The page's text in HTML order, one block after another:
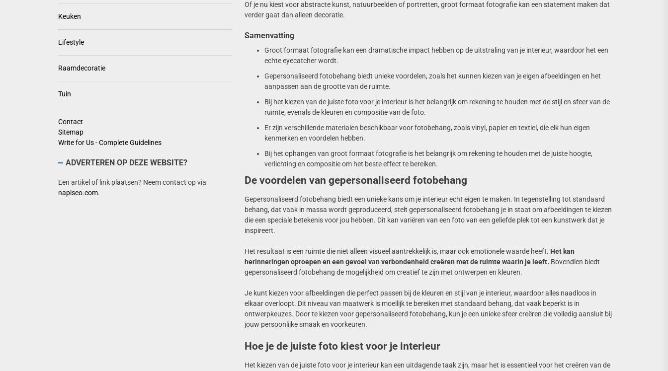
Of je nu kiest voor abstracte kunst, natuurbeelden of portretten, groot formaat fotografie kan een statement maken dat
verder gaat dan alleen decoratie.
Samenvatting
Groot formaat fotografie kan een dramatische impact hebben op de uitstraling van je interieur, waardoor het een
echte eyecatcher wordt.
Gepersonaliseerd fotobehang biedt unieke voordelen, zoals het kunnen kiezen van je eigen afbeeldingen en het
aanpassen aan de grootte van de ruimte.
Bij het kiezen van de juiste foto voor je interieur is het belangrijk om rekening te houden met de stijl en sfeer van de
ruimte, evenals de kleuren en compositie van de foto.
Er zijn verschillende materialen beschikbaar voor fotobehang, zoals vinyl, papier en textiel, die elk hun eigen
kenmerken en voordelen hebben.
Bij het ophangen van groot formaat fotografie is het belangrijk om rekening te houden met de juiste hoogte,
verlichting en compositie om het beste effect te bereiken.
De voordelen van gepersonaliseerd fotobehang
Gepersonaliseerd fotobehang biedt een unieke kans om je interieur echt eigen te maken. In tegenstelling tot standaard
behang, dat vaak in massa wordt geproduceerd, stelt gepersonaliseerd fotobehang je in staat om afbeeldingen te kiezen
die een speciale betekenis voor jou hebben. Dit kan variëren van een foto van een geliefde plek tot een kunstwerk dat je
inspireert.
Het resultaat is een ruimte die niet alleen visueel aantrekkelijk is, maar ook emotionele waarde heeft. Het kan
herinneringen oproepen en een gevoel van verbondenheid creëren met de ruimte waarin je leeft. Bovendien biedt
gepersonaliseerd fotobehang de mogelijkheid om creatief te zijn met ontwerpen en kleuren.
Je kunt kiezen voor afbeeldingen die perfect passen bij de kleuren en stijl van je interieur, waardoor alles naadloos in
elkaar overloopt. Dit niveau van maatwerk is moeilijk te bereiken met standaard behang, dat vaak beperkt is in
ontwerpkeuzes. Door te kiezen voor gepersonaliseerd fotobehang, kun je een unieke sfeer creëren die volledig aansluit bij
jouw persoonlijke smaak en voorkeuren.
Hoe je de juiste foto kiest voor je interieur
Het kiezen van de juiste foto voor je interieur kan een uitdagende taak zijn, maar het is essentieel voor het creëren van de
Keuken
Lifestyle
Raamdecoratie
Tuin
Contact
Sitemap
Write for Us - Complete Guidelines
ADVERTEREN OP DEZE WEBSITE?
Een artikel of link plaatsen? Neem contact op via
napiseo.com.